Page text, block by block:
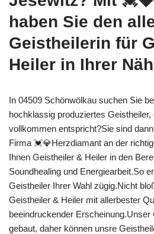
haben Sie den
Geistheilerin für
Heiler in Ihrer
In 04509 Schönwölkau suchen Sie
hochklassig produziertes
vollkommen entspricht?Sie sind
Firma 💓️💎Herzdiamant an der
Ihnen Geistheiler & Heiler in den
Soundhealing und Energiearbeit.So
Geistheiler Ihrer Wahl zügig.Nicht
Geistheiler & Heiler mit allerbester
beeindruckender
gebaut, daher können unsre